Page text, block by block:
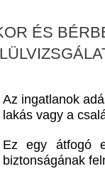
ÉS
Az ingatlanok
lakás vagy a
Ez egy átfogó
biztonságának